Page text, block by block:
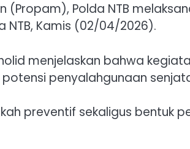
(Propam), Polda NTB
NTB, Kamis (02/04/2026).
menjelaskan bahwa
penyalahgunaan
preventif sekaligus